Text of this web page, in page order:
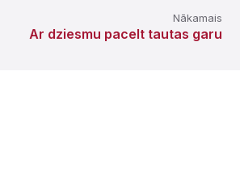
Nākamais
Ar dziesmu pacelt tautas garu